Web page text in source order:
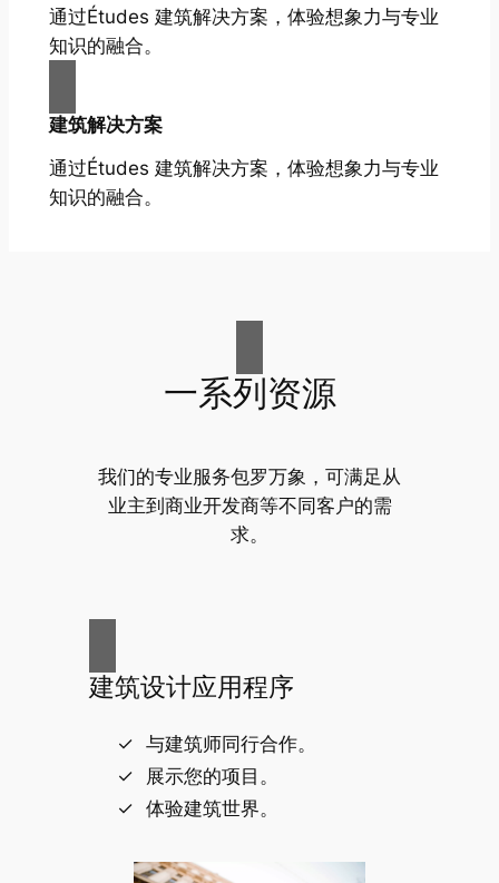
通过Études 建筑解决方案，体验想象力与专业
知识的融合。
建筑解决方案
通过Études 建筑解决方案，体验想象力与专业
知识的融合。
一系列资源
我们的专业服务包罗万象，可满足从
业主到商业开发商等不同客户的需
求。
建筑设计应用程序
与建筑师同行合作。
展示您的项目。
体验建筑世界。